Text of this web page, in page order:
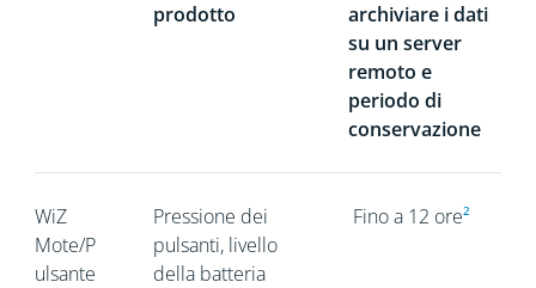
prodotto
archiviare i dati
su un server
remoto e
periodo di
conservazione
WiZ
Mote/P
ulsante
Pressione dei
pulsanti, livello
della batteria
Fino a 12 ore²